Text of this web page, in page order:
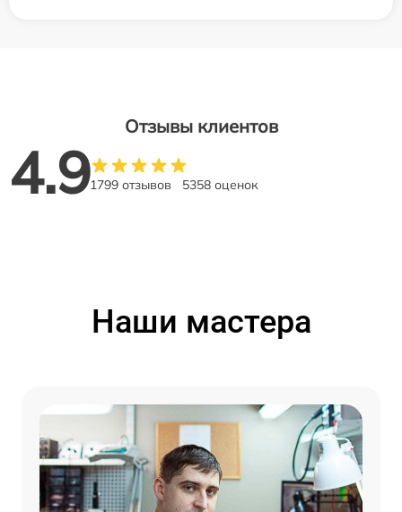
Отзывы клиентов
4.91799 отзывов 5358 оценок
Наши мастера